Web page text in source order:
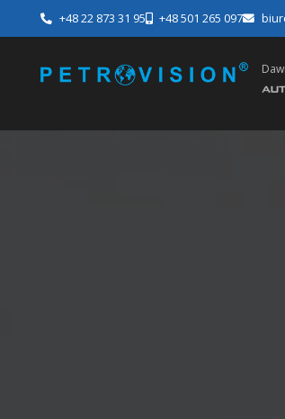
+48 22 873 31 95 +48 501 265 097